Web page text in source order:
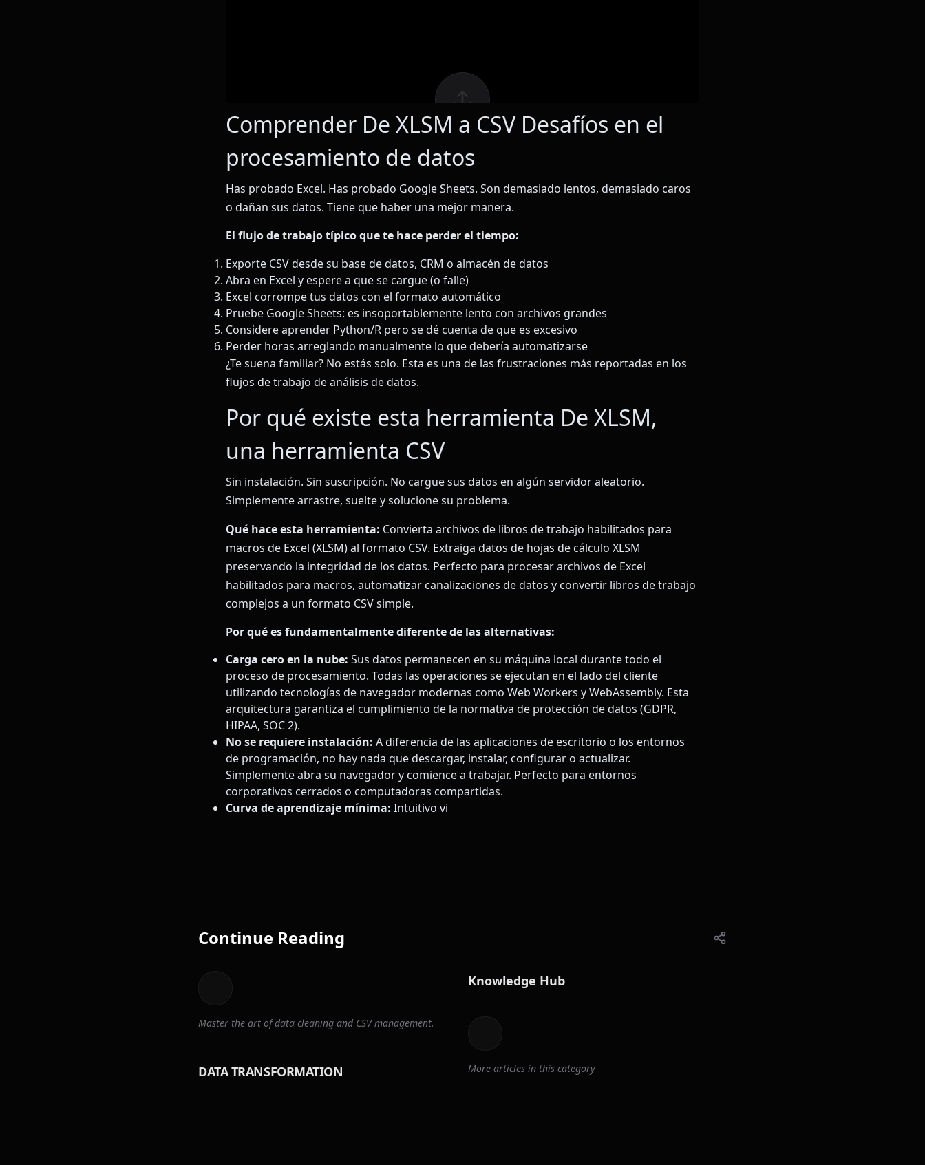
Comprender De XLSM a CSV Desafíos en el
procesamiento de datos
Has probado Excel. Has probado Google Sheets. Son demasiado lentos, demasiado caros
o dañan sus datos. Tiene que haber una mejor manera.
El flujo de trabajo típico que te hace perder el tiempo:
Exporte CSV desde su base de datos, CRM o almacén de datos
Abra en Excel y espere a que se cargue (o falle)
Excel corrompe tus datos con el formato automático
Pruebe Google Sheets: es insoportablemente lento con archivos grandes
Considere aprender Python/R pero se dé cuenta de que es excesivo
Perder horas arreglando manualmente lo que debería automatizarse
¿Te suena familiar? No estás solo. Esta es una de las frustraciones más reportadas en los
flujos de trabajo de análisis de datos.
Por qué existe esta herramienta De XLSM,
una herramienta CSV
Sin instalación. Sin suscripción. No cargue sus datos en algún servidor aleatorio.
Simplemente arrastre, suelte y solucione su problema.
Qué hace esta herramienta: Convierta archivos de libros de trabajo habilitados para
macros de Excel (XLSM) al formato CSV. Extraiga datos de hojas de cálculo XLSM
preservando la integridad de los datos. Perfecto para procesar archivos de Excel
habilitados para macros, automatizar canalizaciones de datos y convertir libros de trabajo
complejos a un formato CSV simple.
Por qué es fundamentalmente diferente de las alternativas:
Carga cero en la nube: Sus datos permanecen en su máquina local durante todo el
proceso de procesamiento. Todas las operaciones se ejecutan en el lado del cliente
utilizando tecnologías de navegador modernas como Web Workers y WebAssembly. Esta
arquitectura garantiza el cumplimiento de la normativa de protección de datos (GDPR,
HIPAA, SOC 2).
No se requiere instalación: A diferencia de las aplicaciones de escritorio o los entornos
de programación, no hay nada que descargar, instalar, configurar o actualizar.
Simplemente abra su navegador y comience a trabajar. Perfecto para entornos
corporativos cerrados o computadoras compartidas.
Curva de aprendizaje mínima: Intuitivo vi
Continue Reading
Knowledge Hub
Master the art of data cleaning and CSV management.
DATA TRANSFORMATION More articles in this category